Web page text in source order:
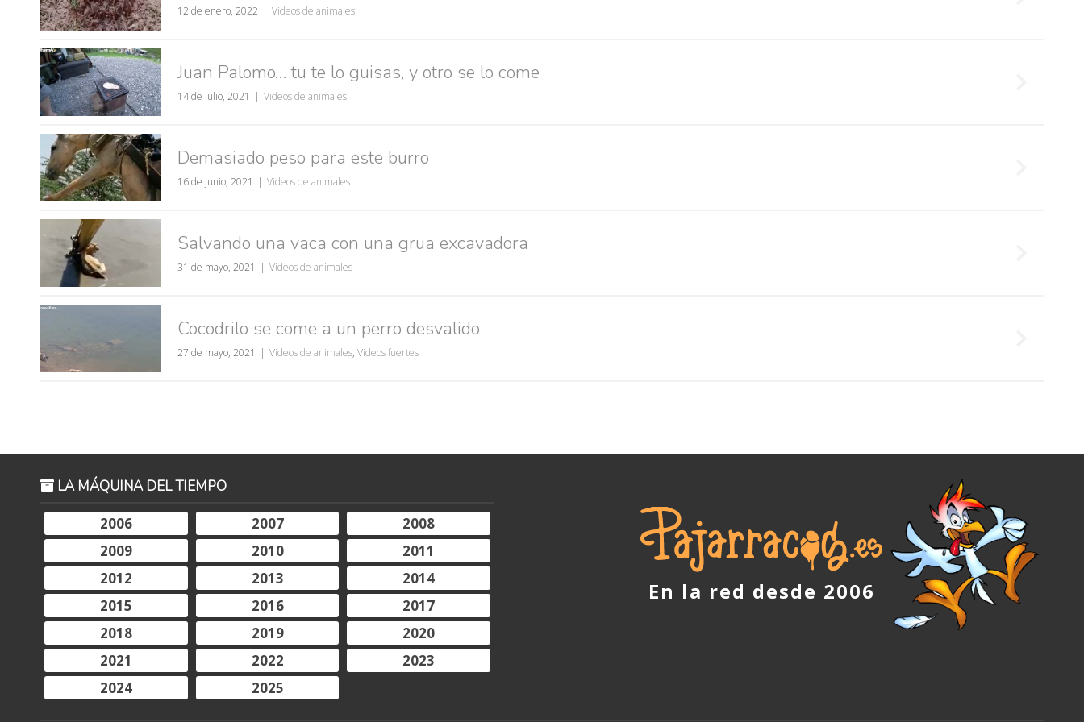
12 de enero, 2022 Videos de animales
Juan Palomo… tu te lo guisas, y otro se lo come
14 de julio, 2021 Videos de animales
Demasiado peso para este burro
16 de junio, 2021 Videos de animales
Salvando una vaca con una grua excavadora
31 de mayo, 2021 Videos de animales
Cocodrilo se come a un perro desvalido
27 de mayo, 2021 Videos de animales, Videos fuertes
LA MÁQUINA DEL TIEMPO
2006
2007
2008
2009
2010
2011
2012
2013
2014
2015
2016
2017
2018
2019
2020
2021
2022
2023
2024
2025
En la red desde 2006